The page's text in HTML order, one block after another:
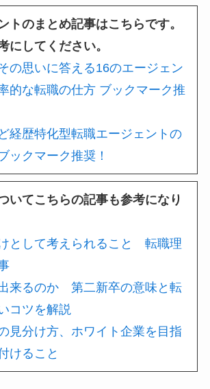
トのまとめ記事はこちらです。
にしてください。
の思いに答える16のエージェン
的な転職の仕方 ブックマーク推
経歴特化型転職エージェントの
クマーク推奨！
いてこちらの記事も参考になり
として考えられること 転職理
来るのか 第二新卒の意味と転
コツを解説
見分け方、ホワイト企業を目指
けること